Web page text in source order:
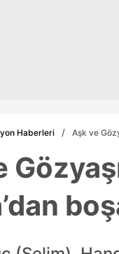
Haberleri Aşk ve